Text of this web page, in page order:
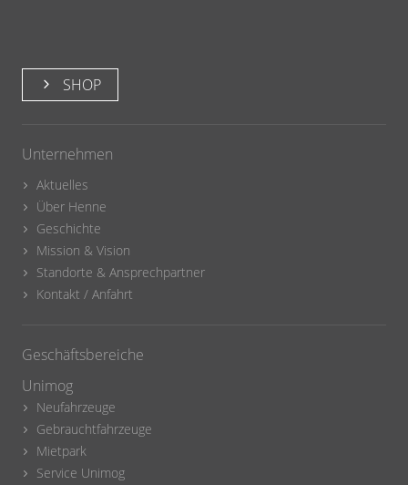
SHOP
Unternehmen
Aktuelles
Über Henne
Geschichte
Mission & Vision
Standorte & Ansprechpartner
Kontakt / Anfahrt
Geschäftsbereiche
Unimog
Neufahrzeuge
Gebrauchtfahrzeuge
Mietpark
Service Unimog